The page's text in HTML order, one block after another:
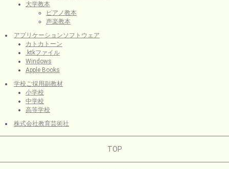
大学教本
ピアノ教本
声楽教本
アプリケーションソフトウェア
カトカトーン
.ktkファイル
Windows
Apple Books
学校ご採用副教材
小学校
中学校
高等学校
株式会社教育芸術社
TOP